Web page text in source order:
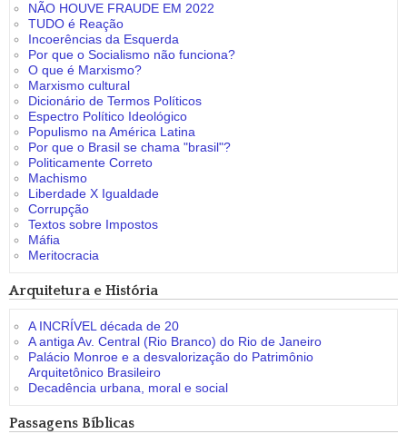
NÃO HOUVE FRAUDE EM 2022
TUDO é Reação
Incoerências da Esquerda
Por que o Socialismo não funciona?
O que é Marxismo?
Marxismo cultural
Dicionário de Termos Políticos
Espectro Político Ideológico
Populismo na América Latina
Por que o Brasil se chama "brasil"?
Politicamente Correto
Machismo
Liberdade X Igualdade
Corrupção
Textos sobre Impostos
Máfia
Meritocracia
Arquitetura e História
A INCRÍVEL década de 20
A antiga Av. Central (Rio Branco) do Rio de Janeiro
Palácio Monroe e a desvalorização do Patrimônio
Arquitetônico Brasileiro
Decadência urbana, moral e social
Passagens Bíblicas